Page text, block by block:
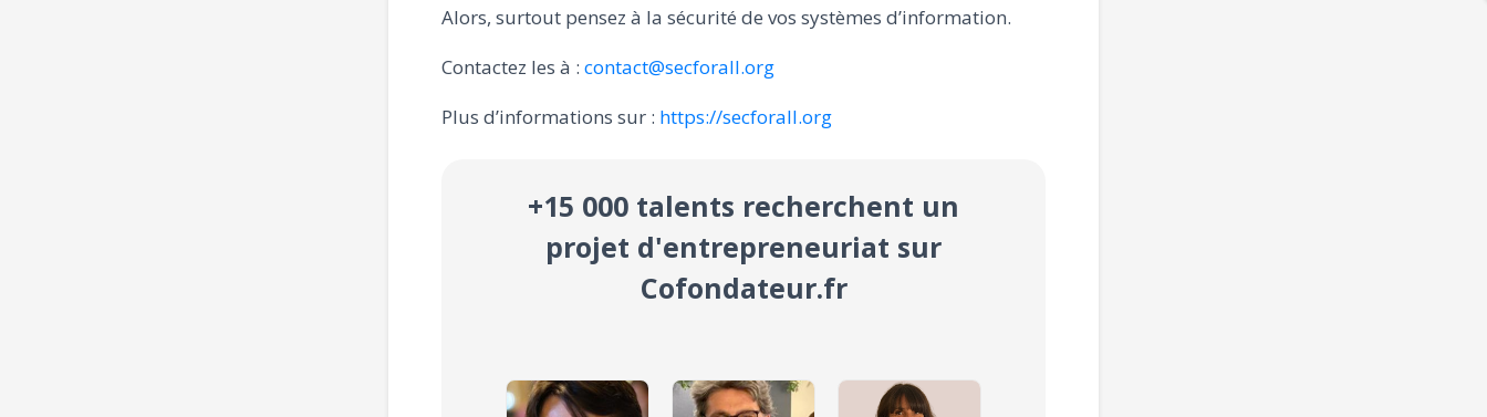
Alors, surtout pensez à la sécurité de vos systèmes d’information.
Contactez les à : contact@secforall.org
Plus d’informations sur : https://secforall.org
+15 000 talents recherchent un
projet d'entrepreneuriat sur
Cofondateur.fr